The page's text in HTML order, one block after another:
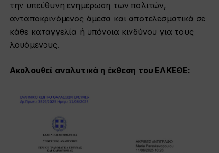
την υπεύθυνη ενημέρωση των πολιτών,
ανταποκρινόμενος άμεσα και αποτελεσματικά σε
κάθε καταγγελία ή υπόνοια κινδύνου για τους
λουόμενους.
Ακολουθεί αναλυτικά η έκθεση του ΕΛΚΕΘΕ: